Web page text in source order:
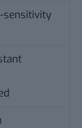
sensitivity